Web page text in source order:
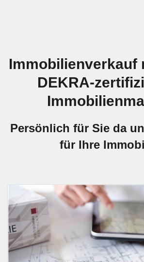
Immobilienverkauf
DEKRA-
Persönlich für Sie da
für Ihre